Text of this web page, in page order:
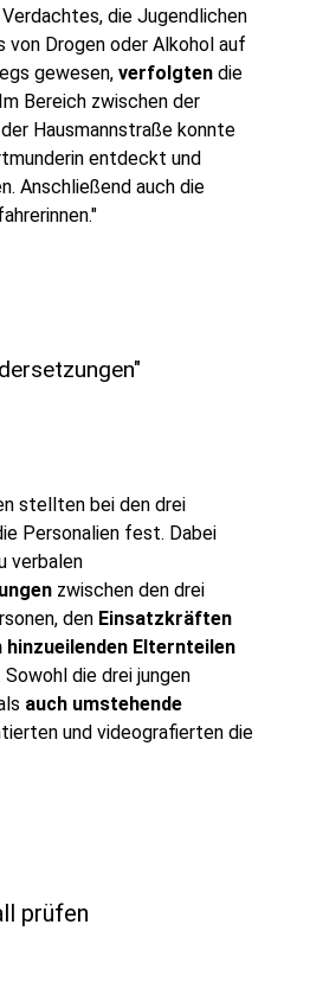
die Jugendlichen
von Drogen oder Alkohol auf
gewesen, verfolgten die
Bereich zwischen der
Hausmannstraße konnte
entdeckt und
Anschließend auch die
stellten bei den drei
Personalien fest. Dabei
verbalen
zwischen den drei
den Einsatzkräften
hinzueilenden Elternteilen
Sowohl die drei jungen
auch umstehende
und videografierten die
prüfen